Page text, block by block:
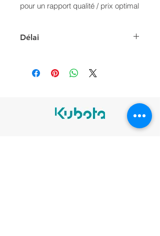
pour un rapport qualité / prix optimal
Délai